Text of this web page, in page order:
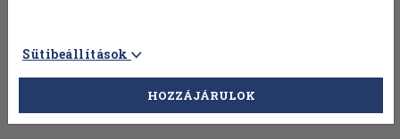
Sütibeállítások
HOZZÁJÁRULOK